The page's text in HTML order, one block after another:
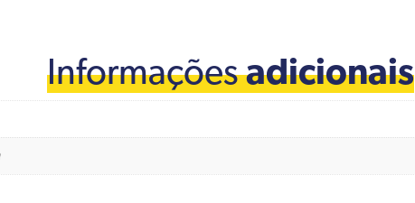
Informaçõesadicionais